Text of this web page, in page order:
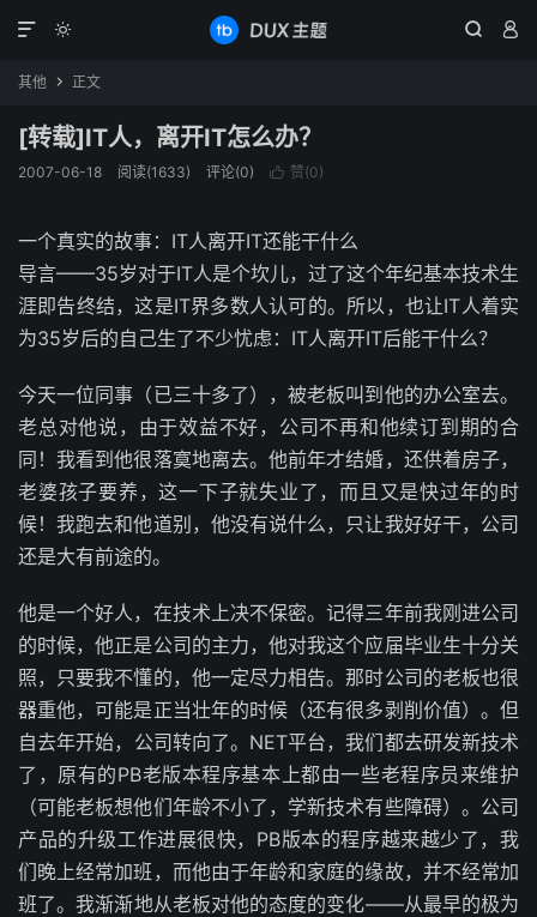
  

其他  正文
[转载]IT人，离开IT怎么办？
2007-06-18 阅读(1633) 评论(0)  赞(0)
一个真实的故事：IT人离开IT还能干什么
导言——35岁对于IT人是个坎儿，过了这个年纪基本技术生
涯即告终结，这是IT界多数人认可的。所以，也让IT人着实
为35岁后的自己生了不少忧虑：IT人离开IT后能干什么？
今天一位同事（已三十多了），被老板叫到他的办公室去。
老总对他说，由于效益不好，公司不再和他续订到期的合
同！我看到他很落寞地离去。他前年才结婚，还供着房子，
老婆孩子要养，这一下子就失业了，而且又是快过年的时
候！我跑去和他道别，他没有说什么，只让我好好干，公司
还是大有前途的。
他是一个好人，在技术上决不保密。记得三年前我刚进公司
的时候，他正是公司的主力，他对我这个应届毕业生十分关
照，只要我不懂的，他一定尽力相告。那时公司的老板也很
器重他，可能是正当壮年的时候（还有很多剥削价值）。但
自去年开始，公司转向了。NET平台，我们都去研发新技术
了，原有的PB老版本程序基本上都由一些老程序员来维护
（可能老板想他们年龄不小了，学新技术有些障碍）。公司
产品的升级工作进展很快，PB版本的程序越来越少了，我
们晚上经常加班，而他由于年龄和家庭的缘故，并不经常加
班了。我渐渐地从老板对他的态度的变化——从最早的极为